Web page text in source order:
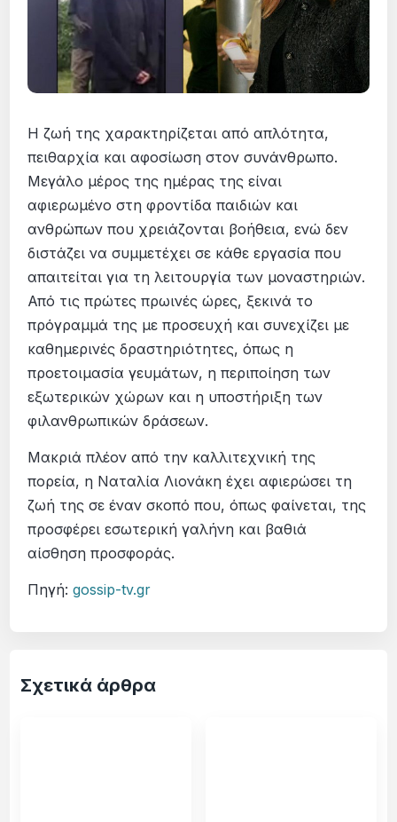
Η ζωή της χαρακτηρίζεται από απλότητα,
πειθαρχία και αφοσίωση στον συνάνθρωπο.
Μεγάλο μέρος της ημέρας της είναι
αφιερωμένο στη φροντίδα παιδιών και
ανθρώπων που χρειάζονται βοήθεια, ενώ δεν
διστάζει να συμμετέχει σε κάθε εργασία που
απαιτείται για τη λειτουργία των μοναστηριών.
Από τις πρώτες πρωινές ώρες, ξεκινά το
πρόγραμμά της με προσευχή και συνεχίζει με
καθημερινές δραστηριότητες, όπως η
προετοιμασία γευμάτων, η περιποίηση των
εξωτερικών χώρων και η υποστήριξη των
φιλανθρωπικών δράσεων.
Μακριά πλέον από την καλλιτεχνική της
πορεία, η Ναταλία Λιονάκη έχει αφιερώσει τη
ζωή της σε έναν σκοπό που, όπως φαίνεται, της
προσφέρει εσωτερική γαλήνη και βαθιά
αίσθηση προσφοράς.
Πηγή:gossip-tv.gr
Σχετικά άρθρα